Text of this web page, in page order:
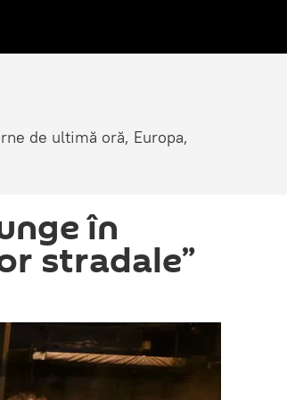
de ultimă oră, Europa,
în
stradale”